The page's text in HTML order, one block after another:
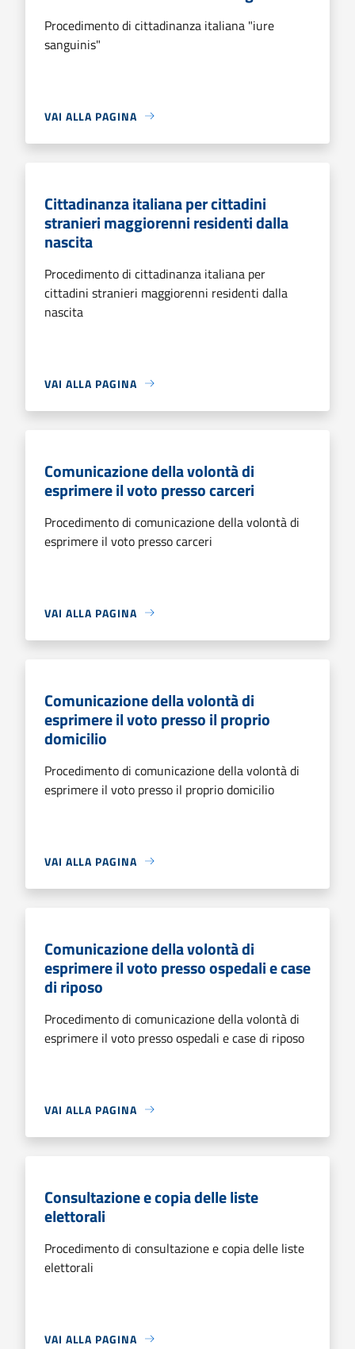
Procedimento di cittadinanza italiana "iure
sanguinis"
VAI ALLA PAGINA
Cittadinanza italiana per cittadini
stranieri maggiorenni residenti dalla
nascita
Procedimento di cittadinanza italiana per
cittadini stranieri maggiorenni residenti dalla
nascita
VAI ALLA PAGINA
Comunicazione della volontà di
esprimere il voto presso carceri
Procedimento di comunicazione della volontà di
esprimere il voto presso carceri
VAI ALLA PAGINA
Comunicazione della volontà di
esprimere il voto presso il proprio
domicilio
Procedimento di comunicazione della volontà di
esprimere il voto presso il proprio domicilio
VAI ALLA PAGINA
Comunicazione della volontà di
esprimere il voto presso ospedali e case
di riposo
Procedimento di comunicazione della volontà di
esprimere il voto presso ospedali e case di riposo
VAI ALLA PAGINA
Consultazione e copia delle liste
elettorali
Procedimento di consultazione e copia delle liste
elettorali
VAI ALLA PAGINA